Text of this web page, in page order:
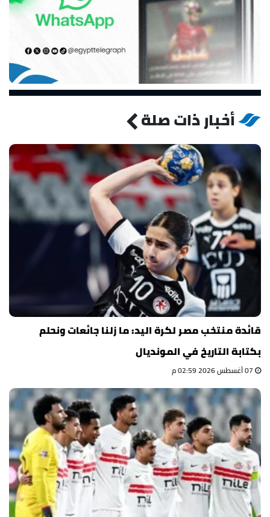
أخبار ذات صلة
قائدة منتخب مصر لكرة اليد: ما زلنا جائعات ونحلم
بكتابة التاريخ في المونديال